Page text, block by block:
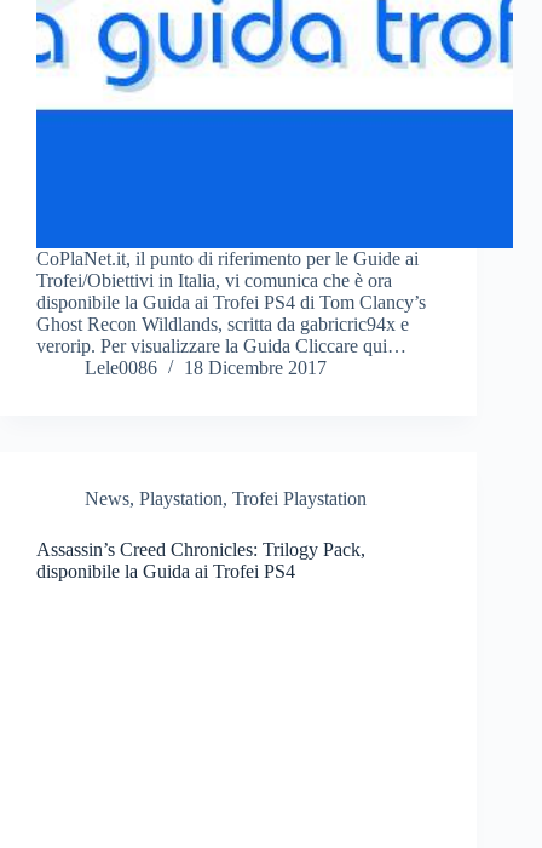
CoPlaNet.it, il punto di riferimento per le Guide ai
Trofei/Obiettivi in Italia, vi comunica che è ora
disponibile la Guida ai Trofei PS4 di Tom Clancy’s
Ghost Recon Wildlands, scritta da gabricric94x e
verorip. Per visualizzare la Guida Cliccare qui…
Lele0086
18 Dicembre 2017
News, Playstation, Trofei Playstation
Assassin’s Creed Chronicles: Trilogy Pack,
disponibile la Guida ai Trofei PS4